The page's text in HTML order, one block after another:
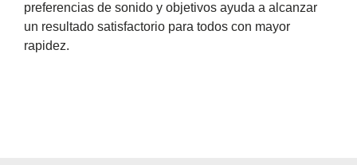
preferencias de sonido y objetivos ayuda a alcanzar
un resultado satisfactorio para todos con mayor
rapidez.